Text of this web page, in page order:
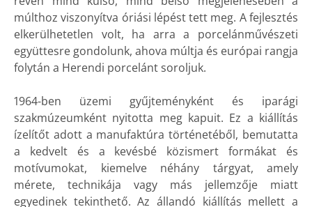
múlthoz viszonyítva óriási lépést tett meg. A fejlesztés
elkerülhetetlen volt, ha arra a porcelánművészeti
együttesre gondolunk, ahova múltja és európai rangja
folytán a Herendi porcelánt soroljuk.
1964-ben üzemi gyűjteményként és iparági
szakmúzeumként nyitotta meg kapuit. Ez a kiállítás
ízelítőt adott a manufaktúra történetéből, bemutatta
a kedvelt és a kevésbé közismert formákat és
motívumokat, kiemelve néhány tárgyat, amely
mérete, technikája vagy más jellemzője miatt
egyedinek tekinthető. Az állandó kiállítás mellett a